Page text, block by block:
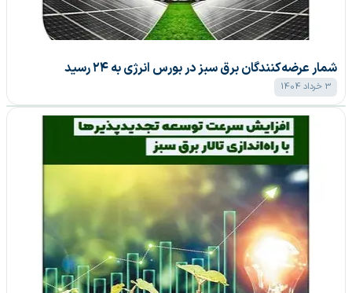
شمار عرضه‌کنندگان برق سبز در بورس انرژی به ۲۴ رسید
3 خرداد 1404